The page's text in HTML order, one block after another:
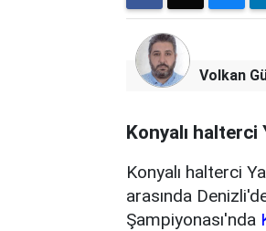
Volkan
Konyalı halterci
Konyalı halterci
arasında
Şampiyonası'nda